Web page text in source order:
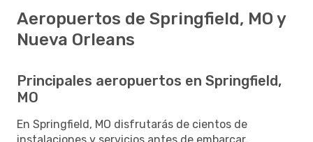
Aeropuertos de Springfield, MO y
Nueva Orleans
Principales aeropuertos en Springfield,
MO
En Springfield, MO disfrutarás de cientos de